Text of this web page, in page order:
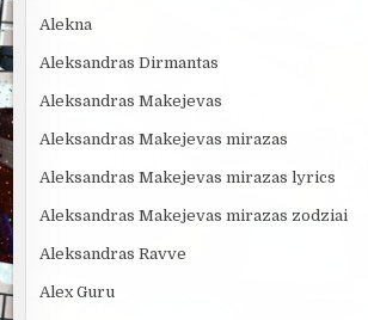
Alekna
Aleksandras Dirmantas
Aleksandras Makejevas
Aleksandras Makejevas mirazas
Aleksandras Makejevas mirazas lyrics
Aleksandras Makejevas mirazas zodziai
Aleksandras Ravve
Alex Guru